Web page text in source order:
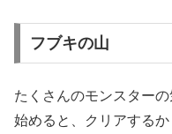
フブキの山
たくさんのモンスター
始めると、クリアする